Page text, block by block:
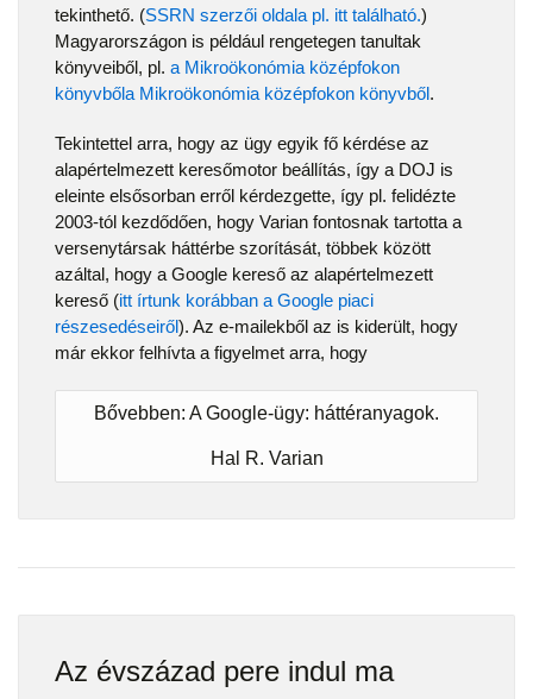
tekinthető. (SSRN szerzői oldala pl. itt található.)
Magyarországon is például rengetegen tanultak
könyveiből, pl. a Mikroökonómia középfokon
könyvbőla Mikroökonómia középfokon könyvből.
Tekintettel arra, hogy az ügy egyik fő kérdése az
alapértelmezett keresőmotor beállítás, így a DOJ is
eleinte elsősorban erről kérdezgette, így pl. felidézte
2003-tól kezdődően, hogy Varian fontosnak tartotta a
versenytársak háttérbe szorítását, többek között
azáltal, hogy a Google kereső az alapértelmezett
kereső (itt írtunk korábban a Google piaci
részesedéseiről). Az e-mailekből az is kiderült, hogy
már ekkor felhívta a figyelmet arra, hogy
Bővebben: A Google-ügy: háttéranyagok.
Hal R. Varian
Az évszázad pere indul ma